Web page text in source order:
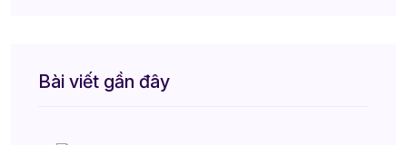
Bài viết gần đây